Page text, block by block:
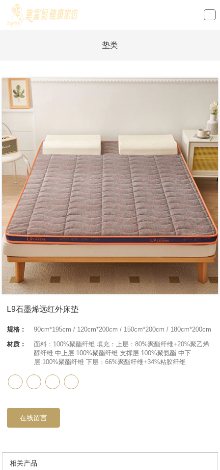
loading
垫类
L9石墨烯远红外床垫
规格：
90cm*195cm / 120cm*200cm / 150cm*200cm / 180cm*200cm
材质：
面料：100%聚酯纤维 填充：上层：80%聚酯纤维+20%聚乙烯
醇纤维 中上层:100%聚酯纤维 支撑层:100%聚氨酯 中下
层:100%聚酯纤维 下层：66%聚酯纤维+34%粘胶纤维
在线留言
相关产品